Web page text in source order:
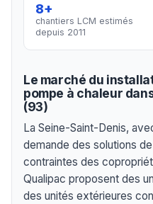
8+
chantiers LCM estimés
depuis 2011
Le marché du
pompe à chaleur
(93)
La Seine-Saint-Denis,
demande des solutions
contraintes des
Qualipac proposent des
des unités extérieures